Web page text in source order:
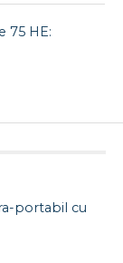
75 HE:
portabil cu